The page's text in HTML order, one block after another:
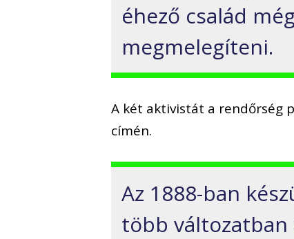
éhező család
megmelegíteni.
A két aktivistát a rendőrség
címén.
Az 1888-ban
több